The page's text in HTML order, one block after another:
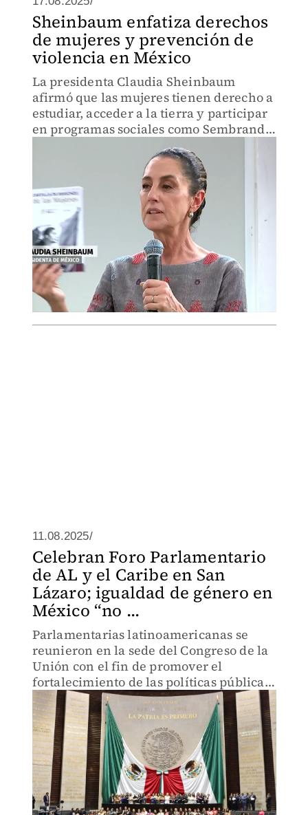
Sheinbaum enfatiza derechos
de mujeres y prevención de
violencia en México
La presidenta Claudia Sheinbaum
afirmó que las mujeres tienen derecho a
estudiar, acceder a la tierra y participar
en programas sociales como Sembrando
Vida, subrayando la importancia de la
prevención de la violencia.
11.08.2025/
Celebran Foro Parlamentario
de AL y el Caribe en San
Lázaro; igualdad de género en
México “no ...
Parlamentarias latinoamericanas se
reunieron en la sede del Congreso de la
Unión con el fin de promover el
fortalecimiento de las políticas públicas
y los marcos legislativos en materia de
igualdad de género y sociedad de
cuidados.